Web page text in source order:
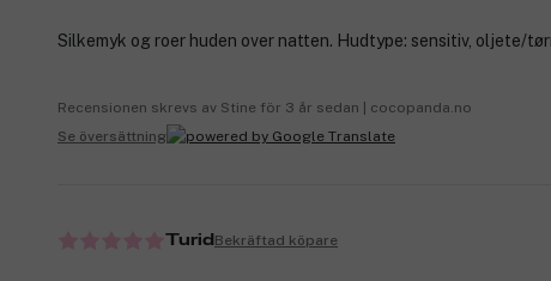
Silkemyk og roer huden over natten. Hudtype: sensitiv, oljete/
Recensionen skrevs av Stine för 3 år sedan | cocopanda.no
Se översättning
Turid Bekräftad köpare